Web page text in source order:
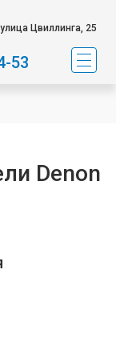
улица Цвиллинга, 25
53
Denon